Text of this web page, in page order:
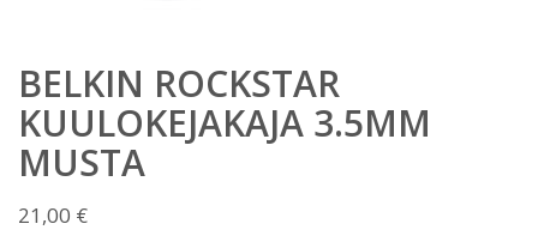
BELKIN ROCKSTAR
KUULOKEJAKAJA 3.5MM
MUSTA
21,00 €